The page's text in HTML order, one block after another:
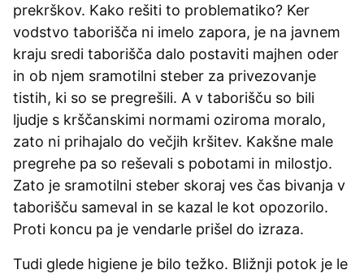
prekrškov. Kako rešiti to problematiko? Ker
vodstvo taborišča ni imelo zapora, je na javnem
kraju sredi taborišča dalo postaviti majhen oder
in ob njem sramotilni steber za privezovanje
tistih, ki so se pregrešili. A v taborišču so bili
ljudje s krščanskimi normami oziroma moralo,
zato ni prihajalo do večjih kršitev. Kakšne male
pregrehe pa so reševali s pobotami in milostjo.
Zato je sramotilni steber skoraj ves čas bivanja v
taborišču sameval in se kazal le kot opozorilo.
Proti koncu pa je vendarle prišel do izraza.
Tudi glede higiene je bilo težko. Bližnji potok je le